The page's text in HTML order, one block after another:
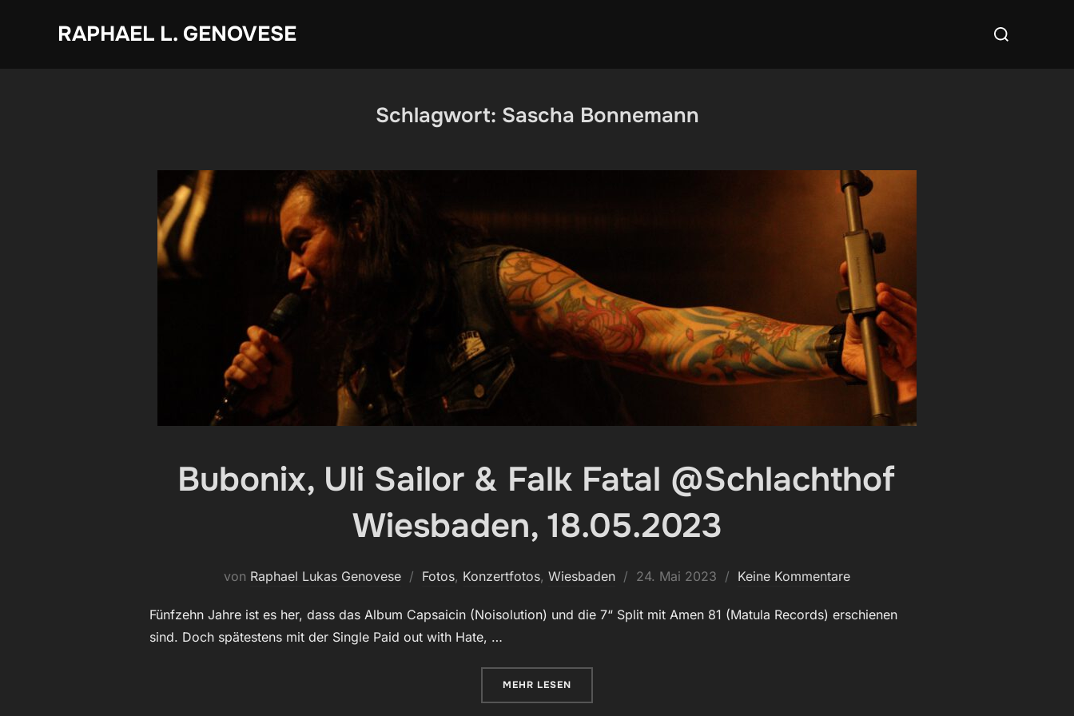
RAPHAEL L. GENOVESE
Suchen
Schlagwort: Sascha Bonnemann
Bubonix, Uli Sailor & Falk Fatal @Schlachthof
Wiesbaden, 18.05.2023
von Raphael Lukas Genovese Fotos, Konzertfotos, Wiesbaden
Veröffentlicht
24. Mai 2023 Keine Kommentare
Fünfzehn Jahre ist es her, dass das Album Capsaicin (Noisolution) und die 7“ Split mit Amen 81 (Matula Records) erschienen
sind. Doch spätestens mit der Single Paid out with Hate, …
MEHR ÜBER „BUBONIX, ULI SAILOR & FALK FATAL @SCHLACHTHOF WIESBADEN, 18.05.2023“
LESEN